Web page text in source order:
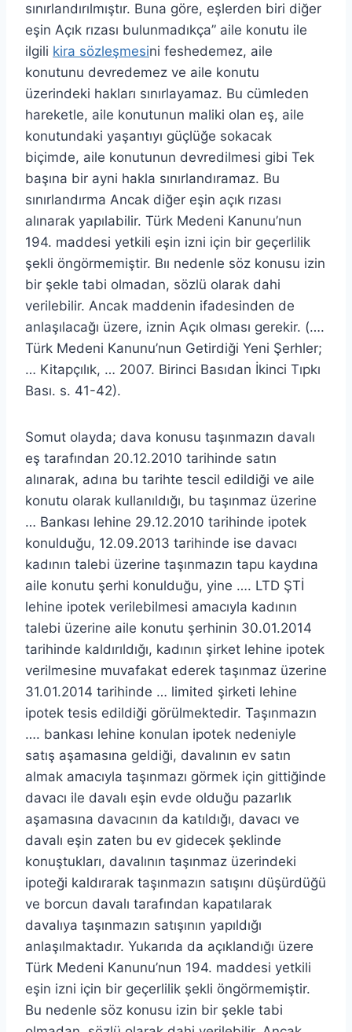
sınırlandırılmıştır. Buna göre, eşlerden biri diğer
eşin Açık rızası bulunmadıkça” aile konutu ile
ilgili kira sözleşmesini feshedemez, aile
konutunu devredemez ve aile konutu
üzerindeki hakları sınırlayamaz. Bu cümleden
hareketle, aile konutunun maliki olan eş, aile
konutundaki yaşantıyı güçlüğe sokacak
biçimde, aile konutunun devredilmesi gibi Tek
başına bir ayni hakla sınırlandıramaz. Bu
sınırlandırma Ancak diğer eşin açık rızası
alınarak yapılabilir. Türk Medeni Kanunu’nun
194. maddesi yetkili eşin izni için bir geçerlilik
şekli öngörmemiştir. Bıı nedenle söz konusu izin
bir şekle tabi olmadan, sözlü olarak dahi
verilebilir. Ancak maddenin ifadesinden de
anlaşılacağı üzere, iznin Açık olması gerekir. (….
Türk Medeni Kanunu’nun Getirdiği Yeni Şerhler;
… Kitapçılık, … 2007. Birinci Basıdan İkinci Tıpkı
Bası. s. 41-42).
Somut olayda; dava konusu taşınmazın davalı
eş tarafından 20.12.2010 tarihinde satın
alınarak, adına bu tarihte tescil edildiği ve aile
konutu olarak kullanıldığı, bu taşınmaz üzerine
… Bankası lehine 29.12.2010 tarihinde ipotek
konulduğu, 12.09.2013 tarihinde ise davacı
kadının talebi üzerine taşınmazın tapu kaydına
aile konutu şerhi konulduğu, yine …. LTD ŞTİ
lehine ipotek verilebilmesi amacıyla kadının
talebi üzerine aile konutu şerhinin 30.01.2014
tarihinde kaldırıldığı, kadının şirket lehine ipotek
verilmesine muvafakat ederek taşınmaz üzerine
31.01.2014 tarihinde … limited şirketi lehine
ipotek tesis edildiği görülmektedir. Taşınmazın
…. bankası lehine konulan ipotek nedeniyle
satış aşamasına geldiği, davalının ev satın
almak amacıyla taşınmazı görmek için gittiğinde
davacı ile davalı eşin evde olduğu pazarlık
aşamasına davacının da katıldığı, davacı ve
davalı eşin zaten bu ev gidecek şeklinde
konuştukları, davalının taşınmaz üzerindeki
ipoteği kaldırarak taşınmazın satışını düşürdüğü
ve borcun davalı tarafından kapatılarak
davalıya taşınmazın satışının yapıldığı
anlaşılmaktadır. Yukarıda da açıklandığı üzere
Türk Medeni Kanunu’nun 194. maddesi yetkili
eşin izni için bir geçerlilik şekli öngörmemiştir.
Bu nedenle söz konusu izin bir şekle tabi